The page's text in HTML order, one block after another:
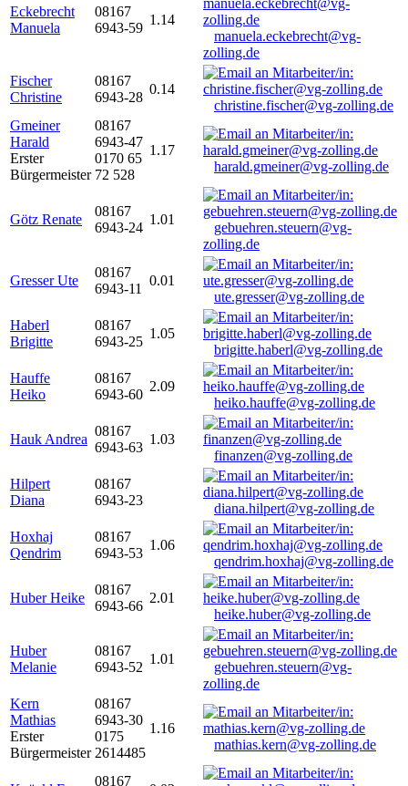
Eckebrecht
Manuela
08167
6943-59
1.14
manuela.eckebrecht@vg-
zolling.de
Fischer
Christine
08167
6943-28
0.14
christine.fischer@vg-zolling.de
Gmeiner
Harald
Erster
Bürgermeister
08167
6943-47
0170 65
72 528
1.17
harald.gmeiner@vg-zolling.de
Götz Renate
08167
6943-24
1.01
gebuehren.steuern@vg-
zolling.de
Gresser Ute
08167
6943-11
0.01
ute.gresser@vg-zolling.de
Haberl
Brigitte
08167
6943-25
1.05
brigitte.haberl@vg-zolling.de
Hauffe
Heiko
08167
6943-60
2.09
heiko.hauffe@vg-zolling.de
Hauk Andrea
08167
6943-63
1.03
finanzen@vg-zolling.de
Hilpert
Diana
08167
6943-23
diana.hilpert@vg-zolling.de
Hoxhaj
Qendrim
08167
6943-53
1.06
qendrim.hoxhaj@vg-zolling.de
Huber Heike
08167
6943-66
2.01
heike.huber@vg-zolling.de
Huber
Melanie
08167
6943-52
1.01
gebuehren.steuern@vg-
zolling.de
Kern
Mathias
Erster
Bürgermeister
08167
6943-30
0175
2614485
1.16
mathias.kern@vg-zolling.de
08167